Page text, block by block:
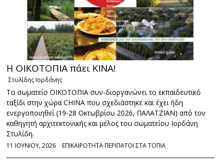
Η ΟΙΚΟΤΟΠΙΑ πάει ΚΙΝΑ!
Στυλίδης Ιορδάνης
Το σωματείο ΟΙΚΟΤΟΠΙΑ συν-διοργανώνει το εκπαιδευτικό
ταξίδι στην χώρα CHINA που σχεδιάστηκε και έχει ήδη
ενεργοποιηθεί (19-28 Οκτωβρίου 2026, ΠΑΛΑΤΖΙΑΝ) από τον
καθηγητή αρχιτεκτονικής και μέλος του σωματείου Ιορδάνη
Στυλίδη.
11 ΙΟΥΝΙΟΥ, 2026 ΕΠΙΚΑΙΡΟΤΗΤΑ·ΠΕΡΙΠΑΤΟΙ ΣΤΑ ΤΟΠΙΑ